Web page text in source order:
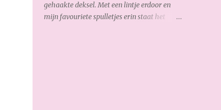
gehaakte deksel. Met een lintje erdoor en
mijn favouriete spulletjes erin staat het